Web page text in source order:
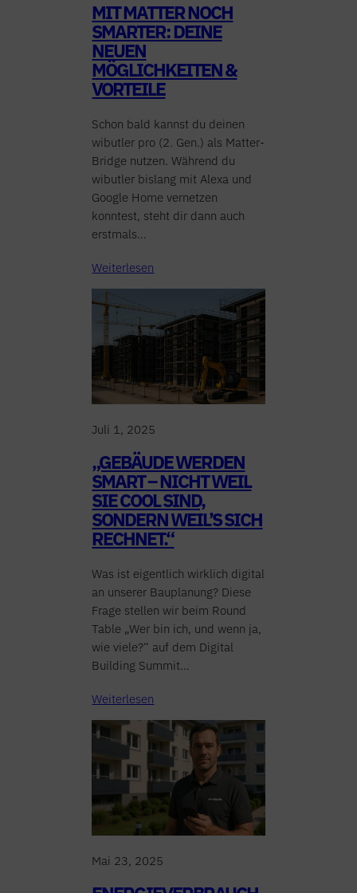
MIT MATTER NOCH
SMARTER: DEINE
NEUEN
MÖGLICHKEITEN &
VORTEILE
Schon bald kannst du deinen
wibutler pro (2. Gen.) als Matter-
Bridge nutzen. Während du
wibutler bislang mit Alexa und
Google Home vernetzen
konntest, steht dir dann auch
erstmals…
Weiterlesen
Juli 1, 2025
„GEBÄUDE WERDEN
SMART – NICHT WEIL
SIE COOL SIND,
SONDERN WEIL’S SICH
RECHNET.“
Was ist eigentlich wirklich digital
an unserer Bauplanung? Diese
Frage stellen wir beim Round
Table „Wer bin ich, und wenn ja,
wie viele?“ auf dem Digital
Building Summit…
Weiterlesen
Mai 23, 2025